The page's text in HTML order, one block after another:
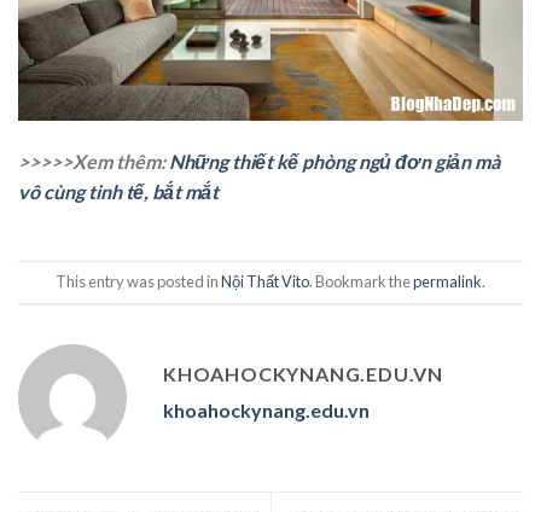
>>>>>Xem thêm:Những thiết kế phòng ngủ đơn giản mà
vô cùng tinh tế, bắt mắt
This entry was posted inNội Thất Vito. Bookmark thepermalink.
KHOAHOCKYNANG.EDU.VN
khoahockynang.edu.vn